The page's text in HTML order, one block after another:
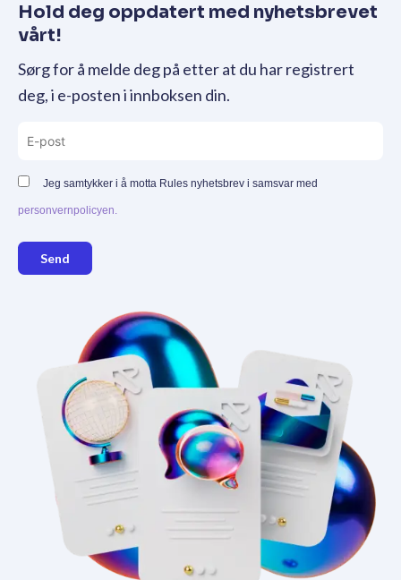
Hold deg oppdatert med nyhetsbrevet
vårt!
Sørg for å melde deg på etter at du har registrert
deg, i e-posten i innboksen din.
Jeg samtykker i å motta Rules nyhetsbrev i samsvar med
personvernpolicyen.
Send